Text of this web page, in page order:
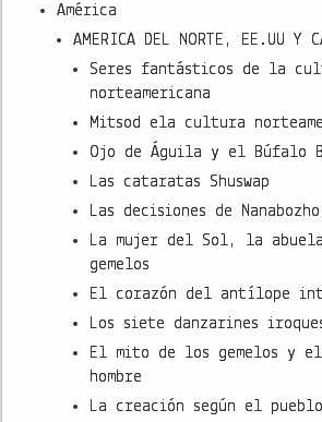
América
AMERICA DEL NORTE, EE.UU Y
Seres fantásticos de la
norteamericana
Mitsod ela cultura
Ojo de Águila y el Búfalo
Las cataratas Shuswap
Las decisiones de Nanabozho
La mujer del Sol, la
gemelos
El corazón del antílope
Los siete danzarines
El mito de los gemelos y
hombre
La creación según el